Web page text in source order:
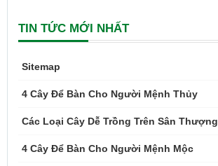
TIN TỨC MỚI NHẤT
Sitemap
4 Cây Để Bàn Cho Người Mệnh Thủy
Các Loại Cây Dễ Trồng Trên Sân Thượng
4 Cây Để Bàn Cho Người Mệnh Mộc